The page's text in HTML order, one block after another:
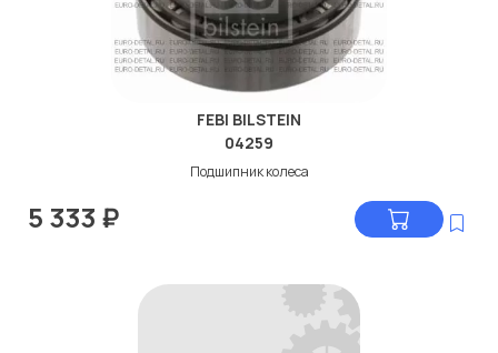
FEBI BILSTEIN
04259
Подшипник колеса
5 333 ₽